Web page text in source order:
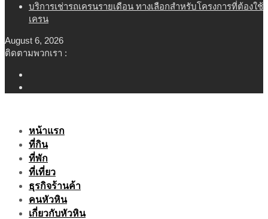
บริการเช่ารถเครนรายเดือน ทางเลือกสำหรับโครงการที่ต้องใช้
เครน
August 6, 2026
ติดตามพวกเรา :
หน้าแรก
ที่กิน
ที่พัก
ที่เที่ยว
ธุรกิจร้านค้า
คนหัวหิน
เกี่ยวกับหัวหิน